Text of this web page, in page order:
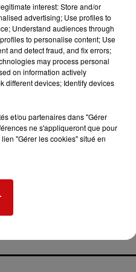
interest: Store and/or
advertising; Use profiles to
Understand audiences through
to personalise content; Use
and detect fraud, and fix errors;
may process personal
on information actively
different devices; Identify devices
et/ou partenaires dans "Gérer
ne s'appliqueront que pour
"Gérer les cookies" situé en